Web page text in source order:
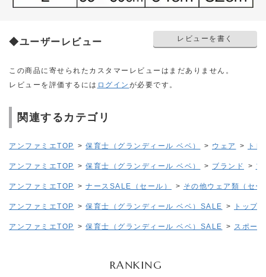
◆ユーザーレビュー レビューを書く
この商品に寄せられたカスタマーレビューはまだありません。
レビューを評価するには ログイン が必要です。
関連するカテゴリ
アンファミエTOP > 保育士（グランディール ベベ） > ウェア > ト
アンファミエTOP > 保育士（グランディール ベベ） > ブランド > プ
アンファミエTOP > ナースSALE（セール） > その他ウェア類（セー
アンファミエTOP > 保育士（グランディール ベベ）SALE > トップ
アンファミエTOP > 保育士（グランディール ベベ）SALE > スポー
RANKING